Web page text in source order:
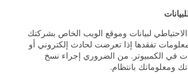
لبيانات وموقع الويب الخاص بشركتك
تفقدها إذا تعرضت لحادث إلكتروني أو
في الكمبيوتر. من الضروري إجراء نسخ
ومعلوماتك بانتظام.